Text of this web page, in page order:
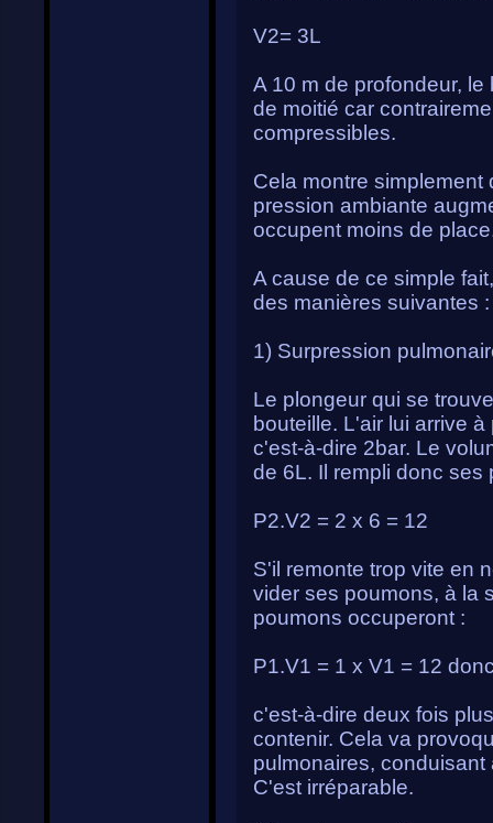
V2= 3L
A 10 m de profondeur,
de moitié car
compressibles.
Cela montre
pression ambiante
occupent moins de
A cause de ce simple
des manières suivantes :
1) Surpression
Le plongeur qui se
bouteille. L'air lui arrive
c'est-à-dire 2bar. Le
de 6L. Il rempli donc ses
P2.V2 = 2 x 6 = 12
S'il remonte trop vite en
vider ses poumons, à la
poumons occuperont :
P1.V1 = 1 x V1 = 12
c'est-à-dire deux fois
contenir. Cela va
pulmonaires,
C'est irréparable.